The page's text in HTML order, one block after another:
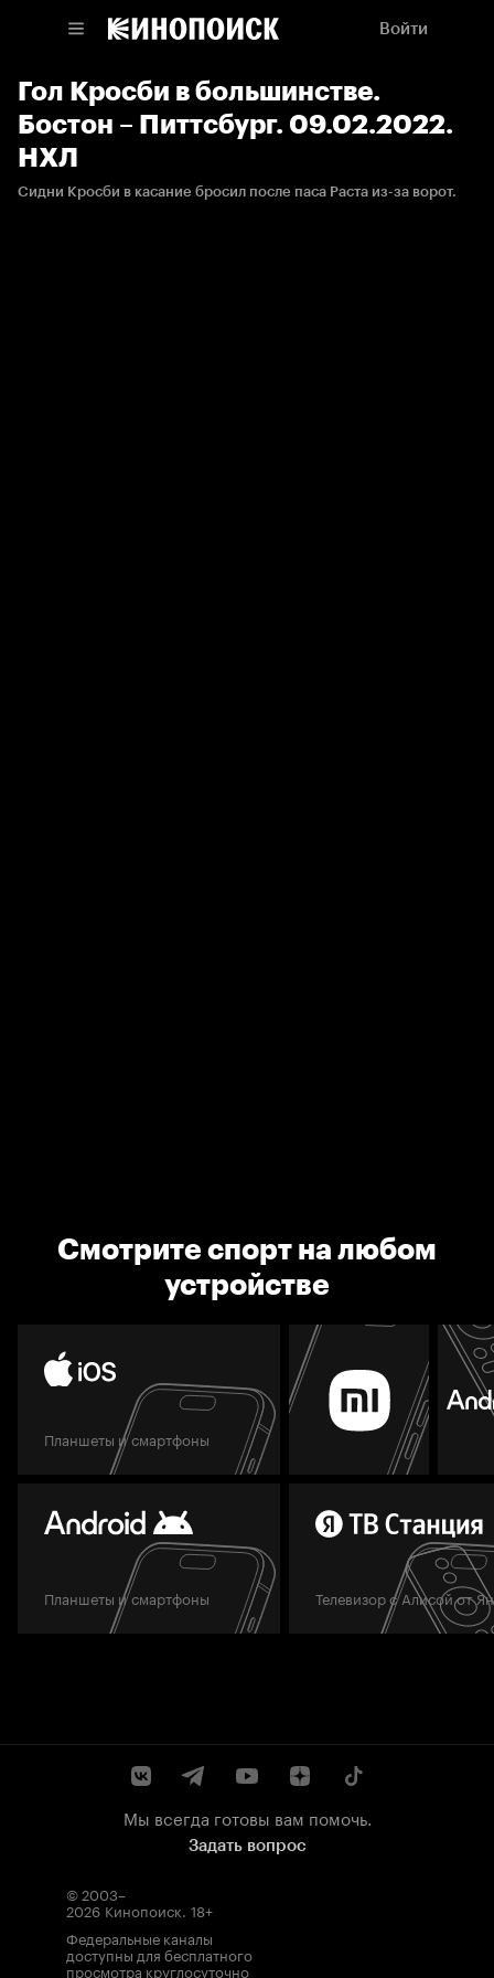
Войти
Гол Кросби в большинстве.
Бостон – Питтсбург. 09.02.2022.
НХЛ
Сидни Кросби в касание бросил после паса Раста из-за ворот.
Смотрите спорт на любом
устройстве
Планшеты и смартфоны
Планшеты и смартфоны Телевизор с Алисой от
Мы всегда готовы вам помочь.
Задать вопрос
© 2003–
2026 Кинопоиск. 18+
Федеральные каналы
доступны для бесплатного
просмотра круглосуточно